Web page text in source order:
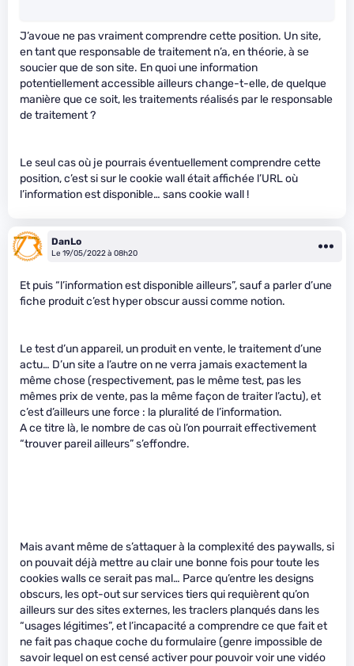
J’avoue ne pas vraiment comprendre cette position. Un site,
en tant que responsable de traitement n’a, en théorie, à se
soucier que de son site. En quoi une information
potentiellement accessible ailleurs change-t-elle, de quelque
manière que ce soit, les traitements réalisés par le responsable
de traitement ?
Le seul cas où je pourrais éventuellement comprendre cette
position, c’est si sur le cookie wall était affichée l’URL où
l’information est disponible… sans cookie wall !
DanLo
Le 19/05/2022 à 08h20
Et puis “l’information est disponible ailleurs”, sauf a parler d’une
fiche produit c’est hyper obscur aussi comme notion.
Le test d’un appareil, un produit en vente, le traitement d’une
actu… D’un site a l’autre on ne verra jamais exactement la
même chose (respectivement, pas le même test, pas les
mêmes prix de vente, pas la même façon de traiter l’actu), et
c’est d’ailleurs une force : la pluralité de l’information.
A ce titre là, le nombre de cas où l’on pourrait effectivement
“trouver pareil ailleurs” s’effondre.
Mais avant même de s’attaquer à la complexité des paywalls, si
on pouvait déjà mettre au clair une bonne fois pour toute les
cookies walls ce serait pas mal… Parce qu’entre les designs
obscurs, les opt-out sur services tiers qui requièrent qu’on
ailleurs sur des sites externes, les traclers planqués dans les
“usages légitimes”, et l’incapacité a comprendre ce que fait et
ne fait pas chaque coche du formulaire (genre impossible de
savoir lequel on est censé activer pour pouvoir voir une vidéo